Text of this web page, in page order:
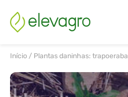
Início / Plantas daninhas: trapoeraba